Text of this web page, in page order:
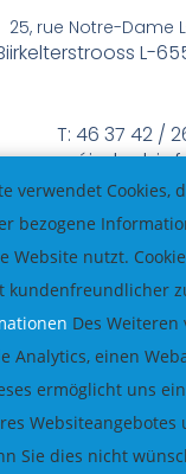
25, rue Notre-Dame
Biirkelterstrooss L-
T: 46 37 42 /
méindes bis
verwendet Cookies,
bezogene
Website nutzt.
kundenfreundlicher
Des
Analytics, einen
ermöglicht uns
Websiteangebotes
Sie dies nicht